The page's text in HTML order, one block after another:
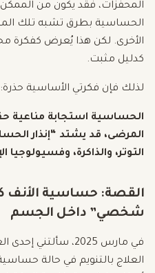
المحفزات، فقد يكون من الممكن
الحساسية بطرق تشبه تلك
الأخرى. لكن هذا يُعرض كفكرة
كدليل مثبت.
لذلك فإن فكرتي الأساسية حذرة:
الحساسية استجابة مناعية
المرضى، قد يشتد “إنذار
التوتر، والذاكرة،
القصة: حساسية الأنف
شخصي” داخل الجسم
في مارس 2025،
العلاج بالتنويم في حالة